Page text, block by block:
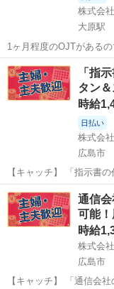
株式会
大原駅
1ヶ月程度のOJTがある
とがあっても すぐに確
広島 大原駅 一般
「指
タン
時給
日払い
株式会
広島市
【キャッチ】 「指示書
にお給料GET★スキルに
収23万円以上！食堂・仕
オフィス☆彡 【コメン
広島 広島市 一般
通信
可能
時給
株式会
広島市
【キャッチ】 「通信会